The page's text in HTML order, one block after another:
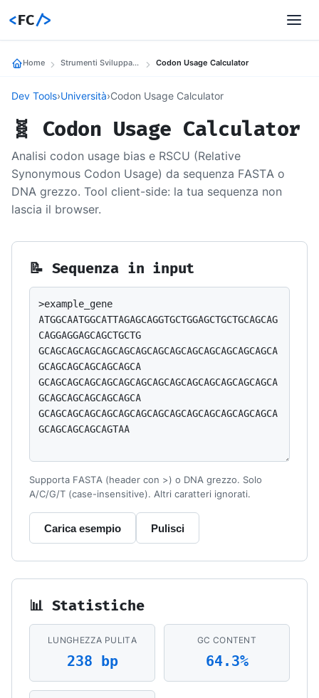
<FC/>
Home Strumenti Sviluppatori Codon Usage Calculator
Dev Tools›Università›Codon Usage Calculator
🧬 Codon Usage Calculator
Analisi codon usage bias e RSCU (Relative
Synonymous Codon Usage) da sequenza FASTA o
DNA grezzo. Tool client-side: la tua sequenza non
lascia il browser.
📝 Sequenza in input
Supporta FASTA (header con >) o DNA grezzo. Solo
A/C/G/T (case-insensitive). Altri caratteri ignorati.
Carica esempio Pulisci
📊 Statistiche
LUNGHEZZA PULITA
238 bp
GC CONTENT
64.3%